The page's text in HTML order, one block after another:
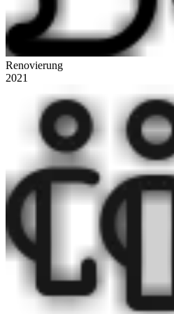
Renovierung
2021